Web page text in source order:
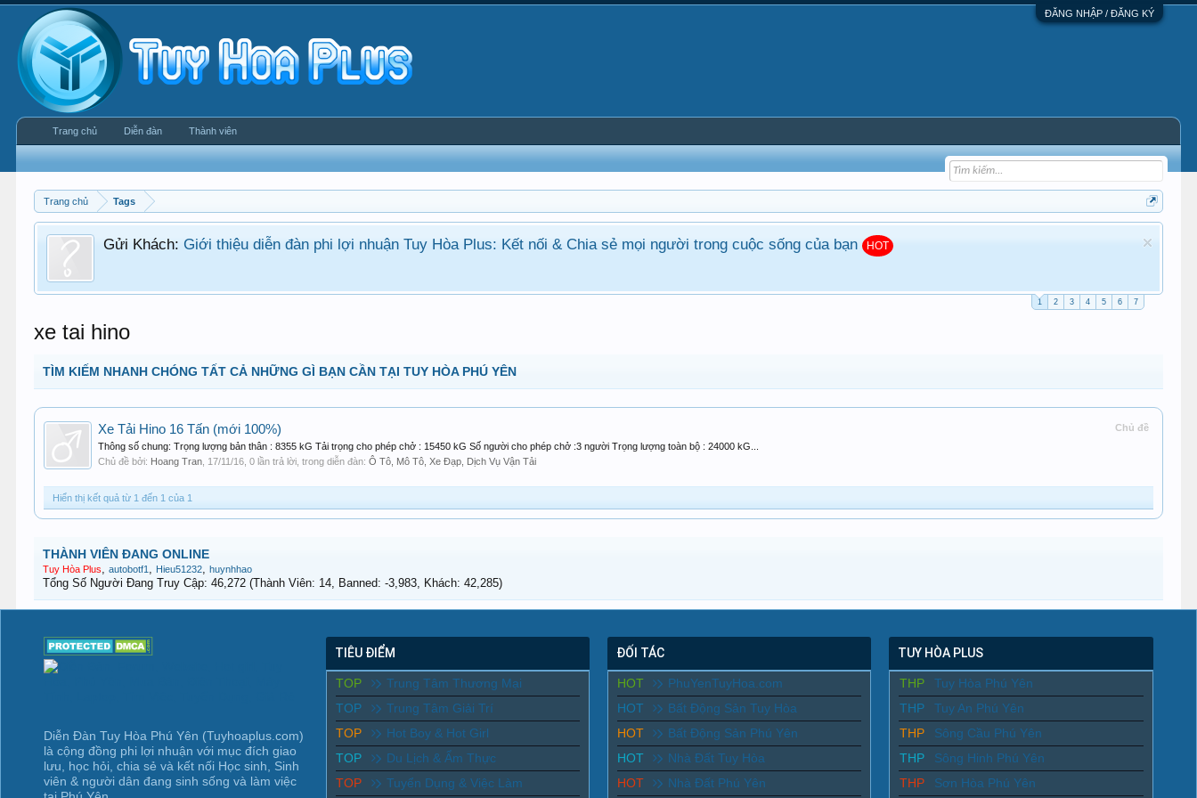
ĐĂNG NHẬP / ĐĂNG KÝ
Trang chủ Tags
Gửi Khách:Giới thiệu diễn đàn phi lợi nhuận Tuy Hòa Plus: Kết nối & Chia sẻ mọi người trong cuộc sống của bạn HOT
1 2 3 4 5 6 7
xe tai hino
TÌM KIẾM NHANH CHÓNG TẤT CẢ NHỮNG GÌ BẠN CẦN TẠI TUY HÒA PHÚ YÊN
Chủ đề
Xe Tải Hino 16 Tấn (mới 100%)
Thông số chung: Trọng lượng bản thân : 8355 kG Tải trọng cho phép chở : 15450 kG Số người cho phép chở :3 người Trọng lượng toàn bộ : 24000 kG...
Chủ đề bởi: Hoang Tran 17/11/16 , 0 lần trả lời, trong diễn đàn:Ô Tô, Mô Tô, Xe Đạp, Dịch Vụ Vận Tải
Hiển thị kết quả từ 1 đến 1 của 1
THÀNH VIÊN ĐANG ONLINE
Tuy Hòa Plus,autobotf1 , Hieu51232,huynhhao
Tổng Số Người Đang Truy Cập: 46,272 (Thành Viên: 14, Banned: -3,983, Khách: 42,285)
Trang chủ Diễn đàn Thành viên
Diễn Đàn Tuy Hòa Phú Yên (Tuyhoaplus.com)
là cộng đồng phi lợi nhuận với mục đích giao
lưu, học hỏi, chia sẻ và kết nối Học sinh, Sinh
viên & người dân đang sinh sống và làm việc
TIÊU ĐIỂM
TOP
Trung Tâm Thương Mại
TOP
Trung Tâm Giải Trí
TOP
Hot Boy & Hot Girl
TOP
Du Lịch & Ẩm Thực
TOP
Tuyển Dụng & Việc Làm
ĐỐI TÁC
HOT
PhuYenTuyHoa.com
HOT
Bất Động Sản Tuy Hòa
HOT
Bất Động Sản Phú Yên
HOT
Nhà Đất Tuy Hòa
HOT
Nhà Đất Phú Yên
TUY HÒA PLUS
THP
Tuy Hòa Phú Yên
THP
Tuy An Phú Yên
THP
Sông Cầu Phú Yên
THP
Sông Hinh Phú Yên
THP
Sơn Hòa Phú Yên